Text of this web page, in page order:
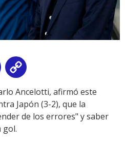
Email
Link
Ancelotti, afirmó este
Japón (3-2), que la
de los errores" y saber
gol.